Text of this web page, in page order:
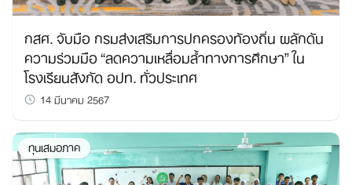
กสศ. จับมือ กรมส่งเสริมการปกครองท้องถิ่น ผลักดัน
ความร่วมมือ “ลดความเหลื่อมล้ำทางการศึกษา” ใน
โรงเรียนสังกัด อปท. ทั่วประเทศ
14 มีนาคม 2567
ทุนเสมอภาค